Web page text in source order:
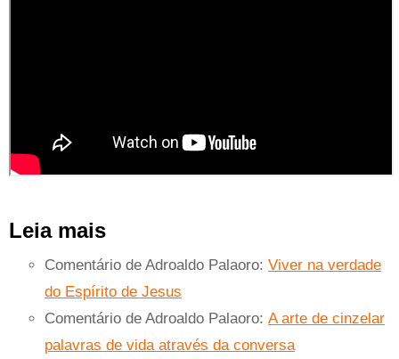
Leia mais
Comentário de Adroaldo Palaoro: Viver na verdade
do Espírito de Jesus
Comentário de Adroaldo Palaoro: A arte de cinzelar
palavras de vida através da conversa